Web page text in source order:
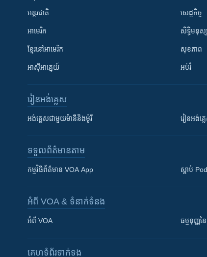
អន្តរជាតិ
អាមេរិក
ខ្មែរ​នៅអាមេរិក
អាស៊ីអាគ្នេយ៍
សេដ្ឋកិច្ច
សិទ្ធិមនុស្ស
សុខភាព
អប់រំ
រៀន​​អង់គ្លេស
អង់គ្លេស​ជាមួយ​ម៉ានី​និង​ម៉ូរី រៀន​​​​​​អង់គ្
ទទួល​ព័ត៌មាន​តាម
កម្មវិធី​ព័ត៌មាន VOA App ស្តាប់
អំពី​ VOA & ទំនាក់ទំនង
អំពី​ VOA ធម្មនុញ្ញ​ន
គេហទំព័រ​​ទាក់ទង